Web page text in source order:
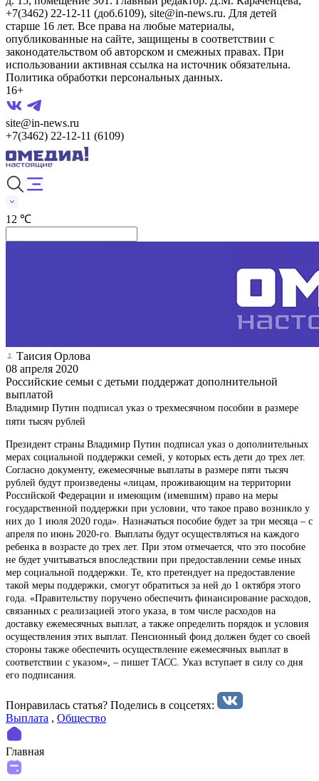
+7(3462) 22-12-11 (доб.6109), site@in-news.ru. Для детей
старше 16 лет. Все права на любые материалы,
опубликованные на сайте, защищены в соответствии с
законодательством об авторском и смежных правах. При
использовании активная ссылка на источник обязательна.
Политика обработки персональных данных.
16+
site@in-news.ru
+7(3462) 22-12-11 (6109)
12 ℃
Таисия Орлова
08 апреля 2020
Российские семьи с детьми поддержат дополнительной
выплатой
Владимир Путин подписал указ о трехмесячном пособии в размере
пяти тысяч рублей
Президент страны Владимир Путин подписал указ о дополнительных
мерах социальной поддержки семей, у которых есть дети до трех лет.
Согласно документу, ежемесячные выплаты в размере пяти тысяч
рублей будут произведены «лицам, проживающим на территории
Российской Федерации и имеющим (имевшим) право на меры
государственной поддержки при условии, что такое право возникло у
них до 1 июля 2020 года». Назначаться пособие будет за три месяца – с
апреля по июнь 2020-го. Выплаты будут осуществляться на каждого
ребенка в возрасте до трех лет. При этом отмечается, что это пособие
не будет учитываться впоследствии при предоставлении семье иных
мер социальной поддержки. Те, кто претендует на предоставление
такой меры поддержки, смогут обратиться за ней до 1 октября этого
года. «Правительству поручено обеспечить финансирование расходов,
связанных с реализацией этого указа, в том числе расходов на
доставку ежемесячных выплат, а также определить порядок и условия
осуществления этих выплат. Пенсионный фонд должен будет со своей
стороны также обеспечить осуществление ежемесячных выплат в
соответствии с указом», – пишет ТАСС. Указ вступает в силу со дня
его подписания.
Понравилась статья? Поделиcь в соцсетях:
Выплата , Общество
Главная